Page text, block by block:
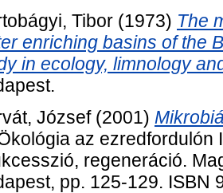
Tibor (1973) The
enriching basins of the
in ecology, limnology
József(2001)
az ezredfordulón
regeneráció.
pp. 125-129. ISBN